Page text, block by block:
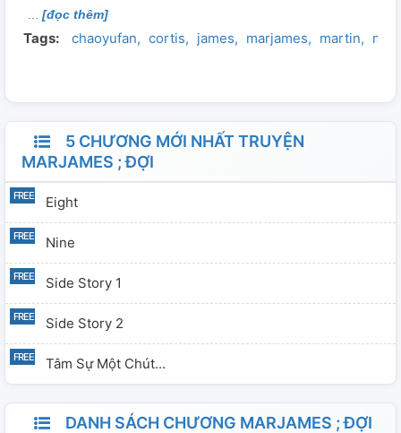
[đọc thêm]
Tags: chaoyufan cortis james marjames martin
5 CHƯƠNG MỚI NHẤT TRUYỆN
MARJAMES ; ĐỢI
Eight
Nine
Side Story 1
Side Story 2
Tâm Sự Một Chút...
DANH SÁCH CHƯƠNG MARJAMES ; ĐỢI